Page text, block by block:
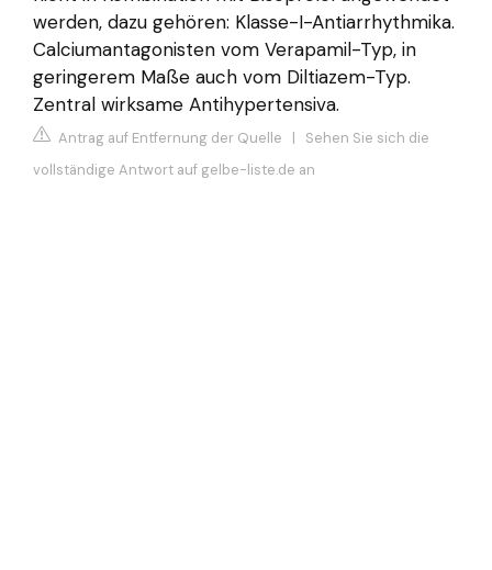
werden, dazu gehören: Klasse-I-Antiarrhythmika.
Calciumantagonisten vom Verapamil-Typ, in
geringerem Maße auch vom Diltiazem-Typ.
Zentral wirksame Antihypertensiva.
Antrag auf Entfernung der Quelle | Sehen Sie sich die
vollständige Antwort auf gelbe-liste.de an